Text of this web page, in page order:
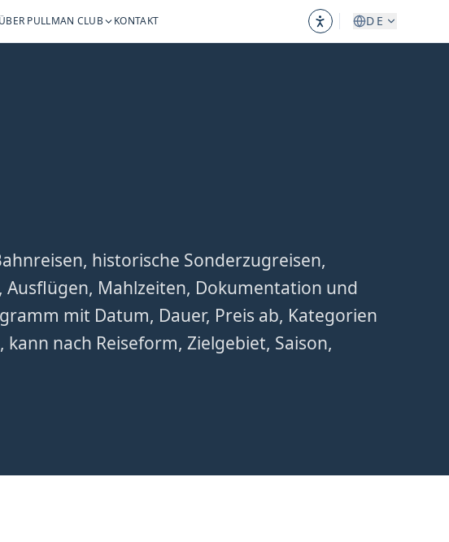
ÜBER PULLMAN CLUB KONTAKT DE
historische Sonderzugreisen,
Mahlzeiten, Dokumentation und
mit Datum, Dauer, Preis ab, Kategorien
nach Reiseform, Zielgebiet, Saison,